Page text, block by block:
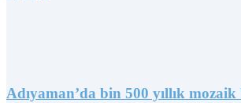
Adıyaman’da bin 500 yıllık